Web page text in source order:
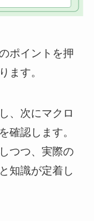
ポイントを押
ます。
、次にマクロ
確認します。
つつ、実際の
知識が定着し